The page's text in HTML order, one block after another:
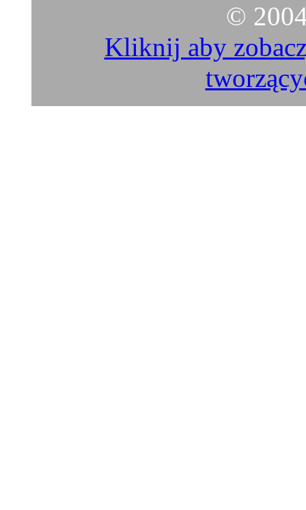
©
Kliknij aby